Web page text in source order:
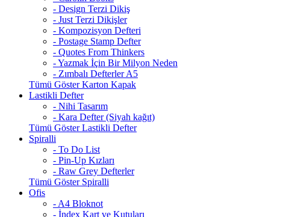
- Design Terzi Dikiş
- Just Terzi Dikişler
- Kompozisyon Defteri
- Postage Stamp Defter
- Quotes From Thinkers
- Yazmak İçin Bir Milyon Neden
- Zımbalı Defterler A5
Tümü Göster Karton Kapak
Lastikli Defter
- Nihi Tasarım
- Kara Defter (Siyah kağıt)
Tümü Göster Lastikli Defter
Spiralli
- To Do List
- Pin-Up Kızları
- Raw Grey Defterler
Tümü Göster Spiralli
Ofis
- A4 Bloknot
- İndex Kart ve Kutuları